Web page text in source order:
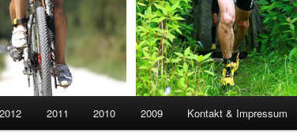
2012 2011 2010 2009 Kontakt & Impressum